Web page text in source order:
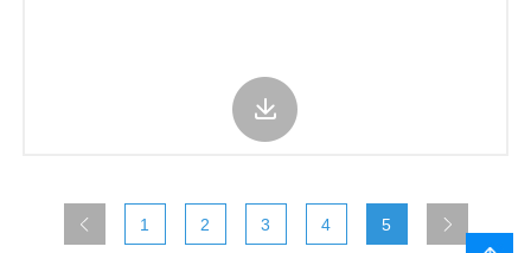
1 2 3 4 5